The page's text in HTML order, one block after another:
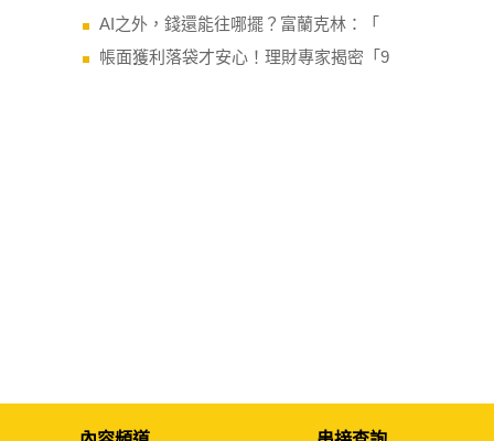
AI之外，錢還能往哪擺？富蘭克林：「
帳面獲利落袋才安心！理財專家揭密「9